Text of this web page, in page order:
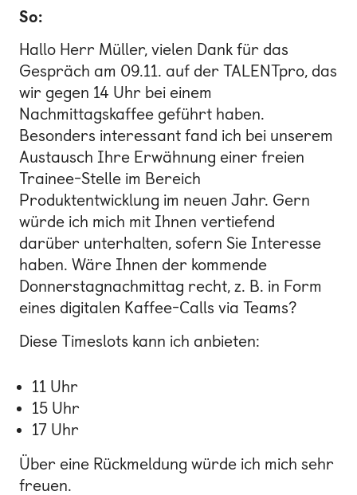
So:
Hallo Herr Müller, vielen Dank für das
Gespräch am 09.11. auf der TALENTpro, das
wir gegen 14 Uhr bei einem
Nachmittagskaffee geführt haben.
Besonders interessant fand ich bei unserem
Austausch Ihre Erwähnung einer freien
Trainee-Stelle im Bereich
Produktentwicklung im neuen Jahr. Gern
würde ich mich mit Ihnen vertiefend
darüber unterhalten, sofern Sie Interesse
haben. Wäre Ihnen der kommende
Donnerstagnachmittag recht, z. B. in Form
eines digitalen Kaffee-Calls via Teams?
Diese Timeslots kann ich anbieten:
11 Uhr
15 Uhr
17 Uhr
Über eine Rückmeldung würde ich mich sehr
freuen.